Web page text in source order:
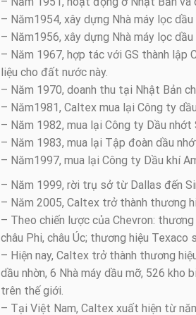
– Năm1954, xây dựng Nhà máy lọc
– Năm1956, xây dựng Nhà máy lọc
– Năm 1967, hợp tác với GS thành lập
liệu cho đất nước này.
– Năm 1970, doanh thu tại Nhật Bản
– Năm1981, Caltex mua lại Công ty
– Năm 1982, mua lại Công ty Dầu
– Năm 1983, mua lại Tập đoàn dầu
– Năm1997, mua lại Công ty Dầu khí
– Năm 1999, rời trụ sở từ Dallas đến
– Năm 2005, Caltex trở thành thương
– Theo chiến lược của Chevron:
châu Phi, châu Úc; thương hiệu Texaco
– Hiện nay, Caltex trở thành thương
dầu nhờn, 6 Nhà máy dầu mỡ, 526 kho
trên thế giới.
– Tại Việt Nam, Caltex xuất hiện từ